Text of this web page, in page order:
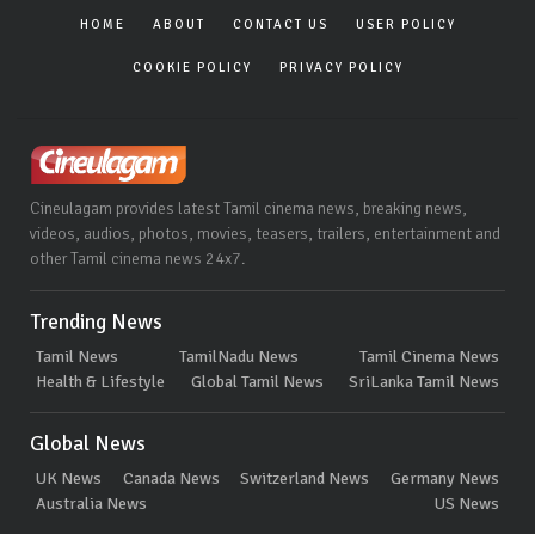
HOME ABOUT CONTACT US USER POLICY
COOKIE POLICY PRIVACY POLICY
Cineulagam provides latest Tamil cinema news, breaking news,
videos, audios, photos, movies, teasers, trailers, entertainment and
other Tamil cinema news 24x7.
Trending News
Tamil News TamilNadu News
Tamil Cinema News
Health & Lifestyle
Global Tamil News SriLanka Tamil News
Global News
UK News Canada News Switzerland News
Germany News
Australia News
US News